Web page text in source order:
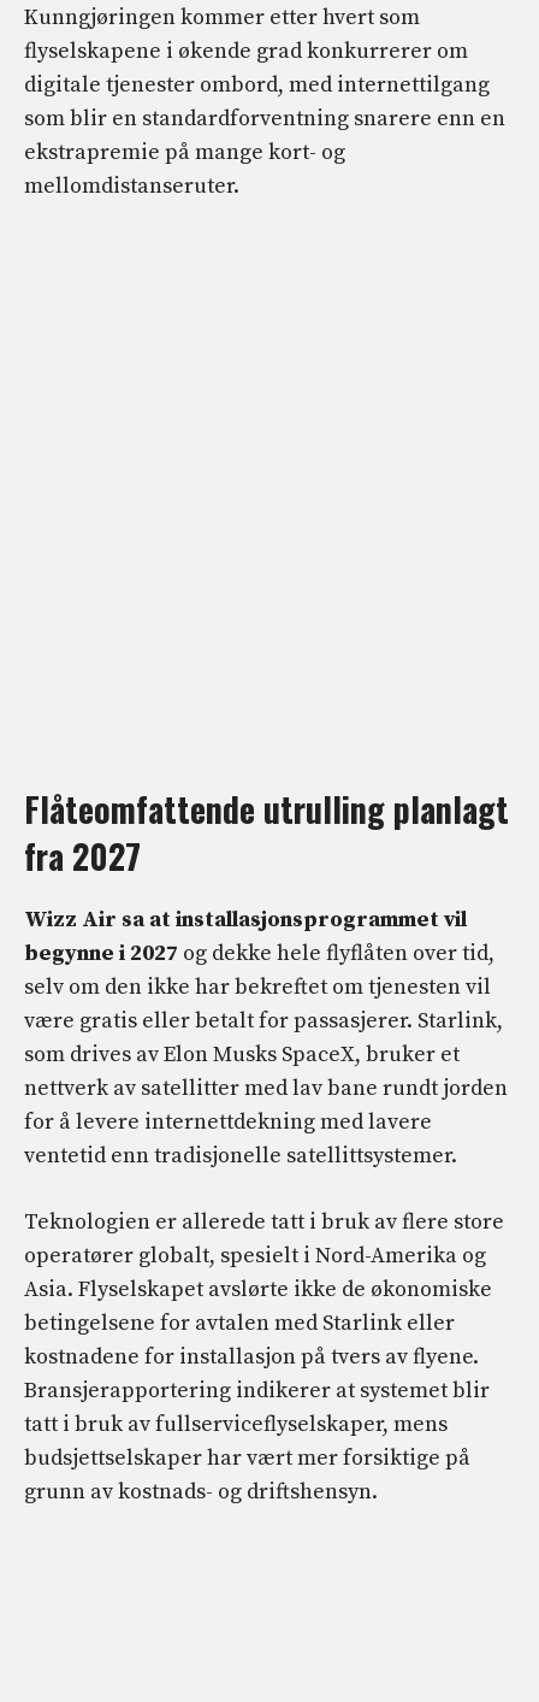
Kunngjøringen kommer etter hvert som
flyselskapene i økende grad konkurrerer om
digitale tjenester ombord, med internettilgang
som blir en standardforventning snarere enn en
ekstrapremie på mange kort- og
mellomdistanseruter.
Flåteomfattende utrulling planlagt
fra 2027
Wizz Air sa at installasjonsprogrammet vil
begynne i 2027 og dekke hele flyflåten over tid,
selv om den ikke har bekreftet om tjenesten vil
være gratis eller betalt for passasjerer. Starlink,
som drives av Elon Musks SpaceX, bruker et
nettverk av satellitter med lav bane rundt jorden
for å levere internettdekning med lavere
ventetid enn tradisjonelle satellittsystemer.
Teknologien er allerede tatt i bruk av flere store
operatører globalt, spesielt i Nord-Amerika og
Asia. Flyselskapet avslørte ikke de økonomiske
betingelsene for avtalen med Starlink eller
kostnadene for installasjon på tvers av flyene.
Bransjerapportering indikerer at systemet blir
tatt i bruk av fullserviceflyselskaper, mens
budsjettselskaper har vært mer forsiktige på
grunn av kostnads- og driftshensyn.